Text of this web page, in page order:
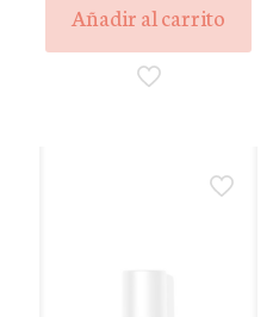
Añadir al carrito